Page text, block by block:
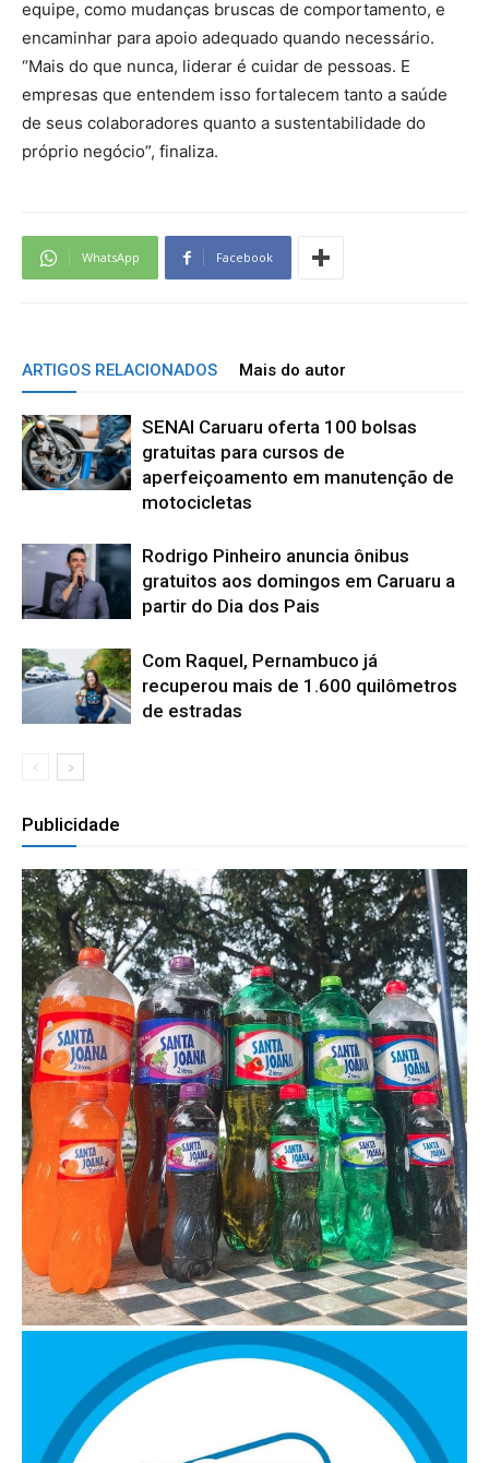
equipe, como mudanças bruscas de comportamento, e
encaminhar para apoio adequado quando necessário.
“Mais do que nunca, liderar é cuidar de pessoas. E
empresas que entendem isso fortalecem tanto a saúde
de seus colaboradores quanto a sustentabilidade do
próprio negócio”, finaliza.
WhatsApp Facebook
ARTIGOS RELACIONADOS Mais do autor
SENAI Caruaru oferta 100 bolsas
gratuitas para cursos de
aperfeiçoamento em manutenção de
motocicletas
Rodrigo Pinheiro anuncia ônibus
gratuitos aos domingos em Caruaru a
partir do Dia dos Pais
Com Raquel, Pernambuco já
recuperou mais de 1.600 quilômetros
de estradas
Publicidade